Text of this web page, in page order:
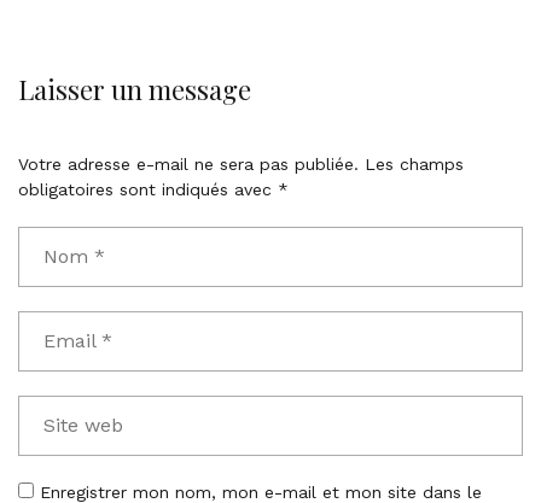
Laisser un message
Votre adresse e-mail ne sera pas publiée. Les champs
obligatoires sont indiqués avec *
Enregistrer mon nom, mon e-mail et mon site dans le